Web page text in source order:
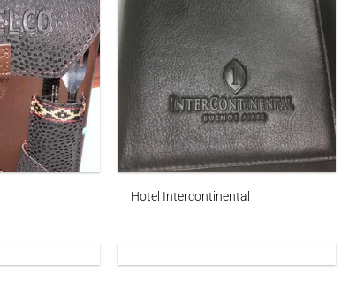
Hotel Intercontinental